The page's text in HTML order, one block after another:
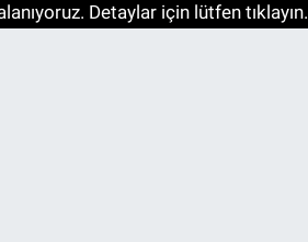
Detaylar için lütfen tıklayın.